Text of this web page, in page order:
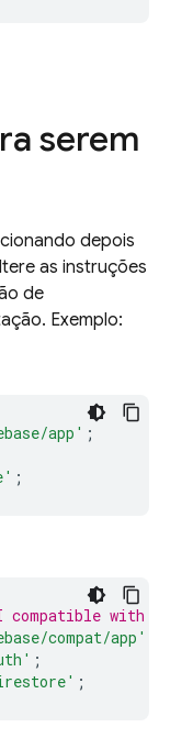
serem
depois
as instruções
de
Exemplo:
app' ;
;
with
compat/app'
;
;